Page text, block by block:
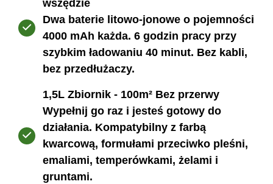
wszędzie
Dwa baterie litowo-jonowe o pojemności
4000 mAh każda. 6 godzin pracy przy
szybkim ładowaniu 40 minut. Bez kabli,
bez przedłużaczy.
1,5L Zbiornik - 100m² Bez przerwy
Wypełnij go raz i jesteś gotowy do
działania. Kompatybilny z farbą
kwarcową, formułami przeciwko pleśni,
emaliami, temperówkami, żelami i
gruntami.